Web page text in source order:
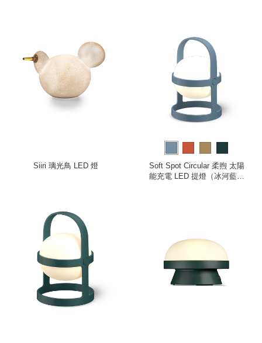
Siiri 璃光鳥 LED 燈
Soft Spot Circular 柔煦 太陽
能充電 LED 提燈（冰河藍、